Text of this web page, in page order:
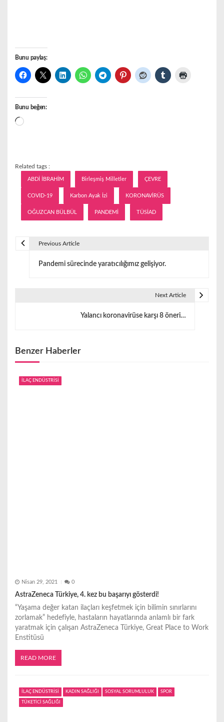
Bunu paylaş:
Bunu beğen:
Yükleniyor...
Related tags :
ABDİ İBRAHİM Birleşmiş Milletler ÇEVRE
COVID-19 Karbon Ayak İzi KORONAVİRÜS
OĞUZCAN BÜLBÜL PANDEMİ TÜSİAD
z
Previous Article
Pandemi sürecinde yaratıcılığımız gelişiyor.
Next Article
Yalancı koronavirüse karşı 8 öneri…
Benzer Haberler
İLAÇ ENDÜSTRİSİ
Nisan 29, 2021 0
AstraZeneca Türkiye, 4. kez bu başarıyı gösterdi!
“Yaşama değer katan ilaçları keşfetmek için bilimin sınırlarını
zorlamak” hedefiyle, hastaların hayatlarında anlamlı bir fark
yaratmak için çalışan AstraZeneca Türkiye, Great Place to Work
Enstitüsü
READ MORE
İLAÇ ENDÜSTRİSİ KADIN SAĞLIĞI SOSYAL SORUMLULUK SPOR
TÜKETİCİ SAĞLIĞI